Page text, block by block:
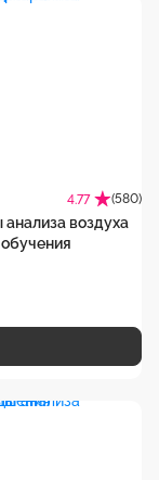
4.77 (580)
воздуха